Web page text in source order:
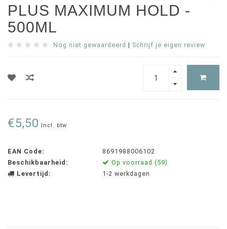
PLUS MAXIMUM HOLD -
500ML
Nog niet gewaardeerd | Schrijf je eigen review
€5,50 Incl. btw
EAN Code:
8691988006102
Beschikbaarheid:
Op voorraad (59)
Levertijd:
1-2 werkdagen